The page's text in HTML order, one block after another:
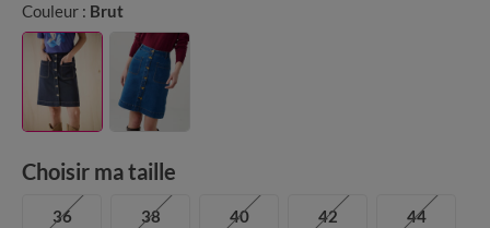
Couleur : Brut
Choisir ma taille
36 38 40 42 44